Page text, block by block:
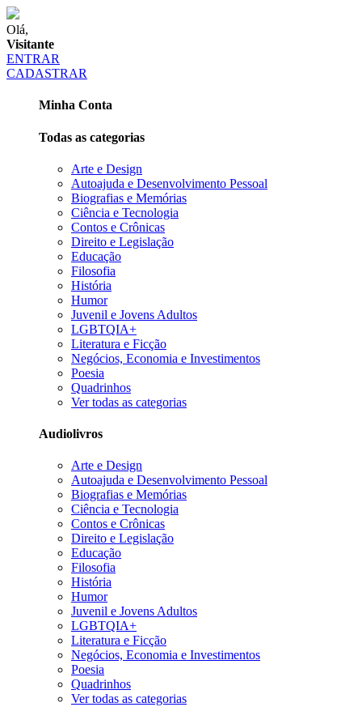
Olá,
Visitante
ENTRAR
CADASTRAR
Minha Conta
Todas as categorias
Arte e Design
Autoajuda e Desenvolvimento Pessoal
Biografias e Memórias
Ciência e Tecnologia
Contos e Crônicas
Direito e Legislação
Educação
Filosofia
História
Humor
Juvenil e Jovens Adultos
LGBTQIA+
Literatura e Ficção
Negócios, Economia e Investimentos
Poesia
Quadrinhos
Ver todas as categorias
Audiolivros
Arte e Design
Autoajuda e Desenvolvimento Pessoal
Biografias e Memórias
Ciência e Tecnologia
Contos e Crônicas
Direito e Legislação
Educação
Filosofia
História
Humor
Juvenil e Jovens Adultos
LGBTQIA+
Literatura e Ficção
Negócios, Economia e Investimentos
Poesia
Quadrinhos
Ver todas as categorias